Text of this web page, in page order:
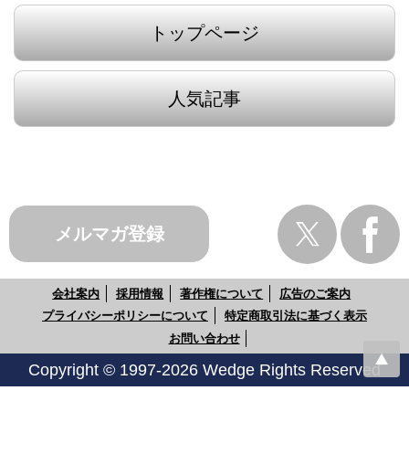
トップページ
人気記事
メルマガ登録
会社案内 採用情報 著作権について
広告のご案内
プライバシーポリシーについて
特定商取引法に基づく表示
お問い合わせ
Copyright © 1997-2026 Wedge Rights Reserved